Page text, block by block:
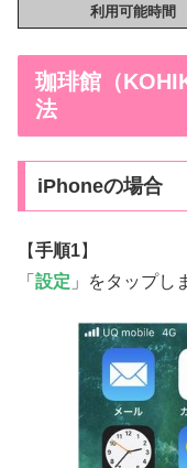
利用可能時間
珈琲館（
法
iPhoneの場合
【手順1】
「 設定 」をタップし